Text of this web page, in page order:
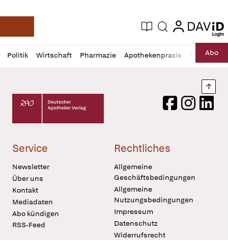
Deutsche Apotheker Zeitung
Aktuelle Ausgabe
Suche login
login
Politik Wirtschaft Pharmazie Apothekenpraxis RechtAbo
Profil
öffnen
Daz
Pur
Deutscher Apotheker Verlag Logo
FacebookInstagram
Service
Newsletter
Über uns
Kontakt
Mediadaten
Abo kündigen
RSS-Feed
Rechtliches
Allgemeine
Geschäftsbedingungen
Allgemeine
Nutzungsbedingungen
Impressum
Datenschutz
Widerrufsrecht